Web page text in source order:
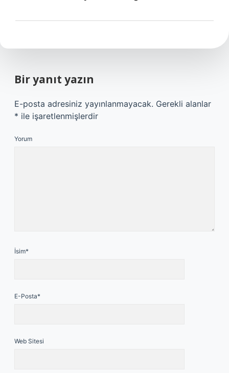
Bir yanıt yazın
E-posta adresiniz yayınlanmayacak. Gerekli alanlar
* ile işaretlenmişlerdir
Yorum
İsim*
E-Posta*
Web Sitesi